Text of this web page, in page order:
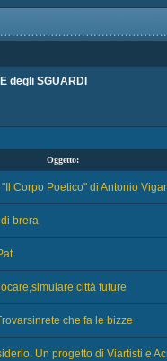
degli SGUARDI
Oggetto:
Corpo Poetico" di Antonio
brera
città future
che fa le bizze
Un progetto di Viartisti e